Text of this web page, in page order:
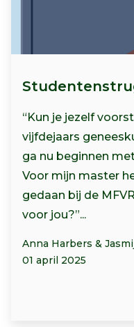
“Kun je jezelf
vijfdejaars
ga nu beginnen
Voor mijn master
gedaan bij de
voor jou?”...
Anna Harbers &
01 april 2025